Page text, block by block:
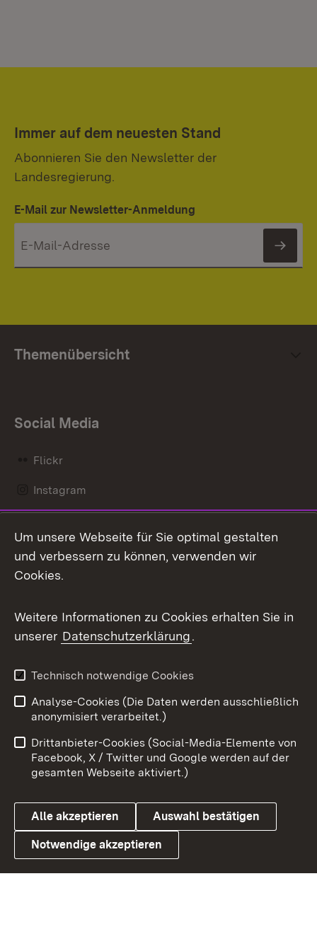
Immer auf dem neuesten Stand
Abonnieren Sie den Newsletter der
Landesregierung.
E-Mail zur Newsletter-Anmeldung
Themenübersicht
Social Media
Flickr
Instagram
Mastodon
Messenger
Social Wall
X / Twitter
Youtube
Link zum Landesportal
Benutzungshinweise
Barrierefreiheit
Datenschutz
Cookies
Um unsere Webseite für Sie optimal gestalten
und verbessern zu können, verwenden wir
Cookies.
Weitere Informationen zu Cookies erhalten Sie in
unserer Datenschutzerklärung.
Technisch notwendige Cookies
Analyse-Cookies (Die Daten werden ausschließlich
anonymisiert verarbeitet.)
Drittanbieter-Cookies (Social-Media-Elemente von
Facebook, X / Twitter und Google werden auf der
gesamten Webseite aktiviert.)
Alle akzeptieren Auswahl bestätigen
Notwendige akzeptieren